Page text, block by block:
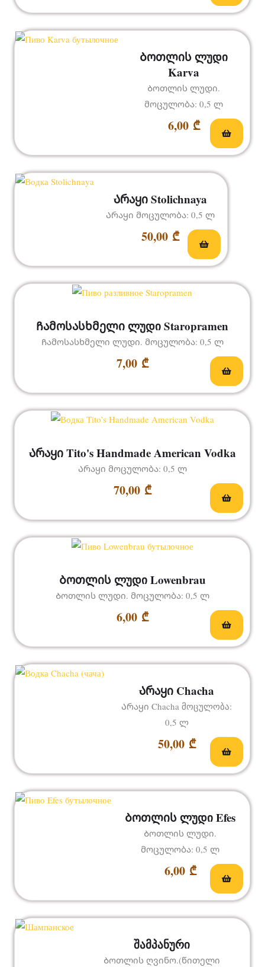
Ბოთლის ლუდი
Karva
6,00 ₾
Ბოთლის ლუდი.
მოცულობა: 0,5 ლ
Არაყი Stolichnaya
50,00 ₾
Არაყი მოცულობა: 0,5 ლ
Ჩამოსასხმელი ლუდი Staropramen
7,00 ₾
Ჩამოსასხმელი ლუდი. მოცულობა: 0,5 ლ
Არაყი Tito's Handmade American Vodka
70,00 ₾
Არაყი მოცულობა: 0,5 ლ
Ბოთლის ლუდი Lowenbrau
6,00 ₾
Ბოთლის ლუდი. მოცულობა: 0,5 ლ
Არაყი Chacha
50,00 ₾
Არაყი Chacha მოცულობა:
0,5 ლ
Ბოთლის ლუდი Efes
6,00 ₾
Ბოთლის ლუდი.
მოცულობა: 0,5 ლ
შამპანური
Ბოთლის ღვინო.(წითელი